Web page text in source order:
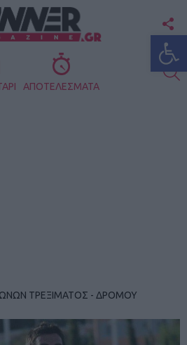
ΑΠΟΤΕΛΕΣΜΑΤΑ
ΤΡΕΞΙΜΑΤΟΣ - ΔΡΟΜΟΥ